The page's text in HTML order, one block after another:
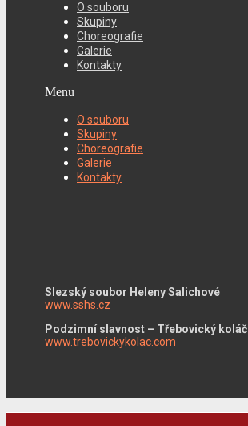
O souboru
Skupiny
Choreografie
Galerie
Kontakty
Menu
O souboru
Skupiny
Choreografie
Galerie
Kontakty
Slezský soubor Heleny Salichové
www.sshs.cz
Podzimní slavnost – Třebovický koláč
www.trebovickykolac.com